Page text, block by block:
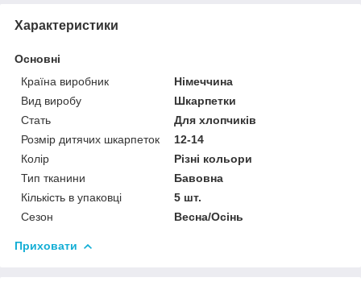
Характеристики
Основні
Країна виробник
Німеччина
Вид виробу
Шкарпетки
Стать
Для хлопчиків
Розмір дитячих шкарпеток
12-14
Колір
Різні кольори
Тип тканини
Бавовна
Кількість в упаковці
5 шт.
Сезон
Весна/Осінь
Приховати